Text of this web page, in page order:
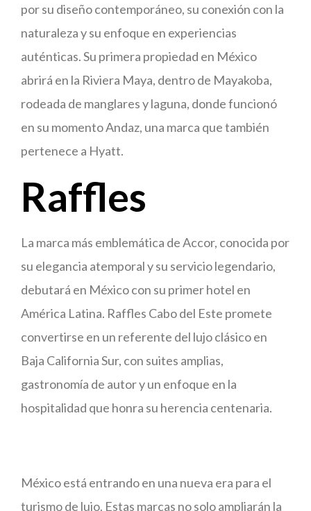
por su diseño contemporáneo, su conexión con la
naturaleza y su enfoque en experiencias
auténticas. Su primera propiedad en México
abrirá en la Riviera Maya, dentro de Mayakoba,
rodeada de manglares y laguna, donde funcionó
en su momento Andaz, una marca que también
pertenece a Hyatt.
Raffles
La marca más emblemática de Accor, conocida por
su elegancia atemporal y su servicio legendario,
debutará en México con su primer hotel en
América Latina. Raffles Cabo del Este promete
convertirse en un referente del lujo clásico en
Baja California Sur, con suites amplias,
gastronomía de autor y un enfoque en la
hospitalidad que honra su herencia centenaria.
México está entrando en una nueva era para el
turismo de lujo. Estas marcas no solo ampliarán la